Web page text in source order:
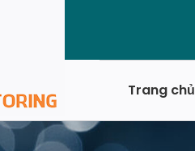
Trang chủ